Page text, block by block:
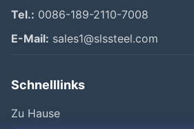
Tel.: 0086-189-2110-7008
E-Mail: sales1@slssteel.com
Schnelllinks
Zu Hause